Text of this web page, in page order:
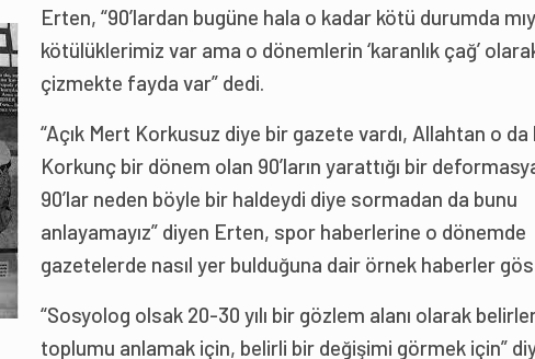
Erten, “90’lardan bugüne hala o kadar kötü durumda
kötülüklerimiz var ama o dönemlerin ‘karanlık çağ’
çizmekte fayda var” dedi.
“Açık Mert Korkusuz diye bir gazete vardı, Allahtan o da
Korkunç bir dönem olan 90’ların yarattığı bir
90’lar neden böyle bir haldeydi diye sormadan da bunu
anlayamayız” diyen Erten, spor haberlerine o dönemde
gazetelerde nasıl yer bulduğuna dair örnek haberler
“Sosyolog olsak 20-30 yılı bir gözlem alanı olarak
toplumu anlamak için, belirli bir değişimi görmek için”